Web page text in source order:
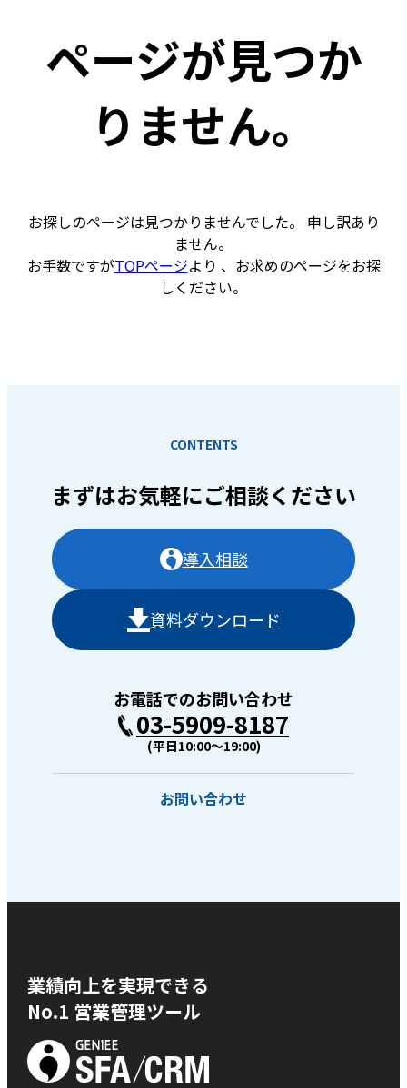
ページが見つか
りません。
お探しのページは見つかりませんでした。 申し訳あり
ません。
お手数ですがTOPページより 、お求めのページをお探
しください。
CONTENTS
まずはお気軽にご相談ください
導入相談
資料ダウンロード
お電話でのお問い合わせ
03-5909-8187
(平日10:00〜19:00)
お問い合わせ
業績向上を実現できる
No.1 営業管理ツール